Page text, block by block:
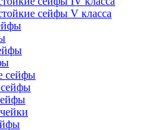
сейфы V класса
сейфы